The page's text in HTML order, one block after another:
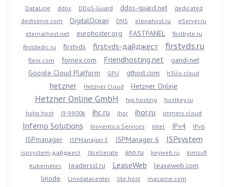
DataLine ddos DDoS-Guard ddos-guard.net
dedicated
dediserve.com
DigitalOcean DNS elenahost.ru
eServer.ru
eternalhost.net
eurohoster.org FASTPANEL
firstbyte.ru
firstdedic.ru
firstvds firstvds-дайджест firstvds.ru
fleio.com fornex.com Friendhosting.net
gandi.net
Google Cloud Platform
GPU gthost.com h3llo.cloud
hetzner Hetzner Cloud Hetzner Online
Hetzner Online GmbH hip.hosting
hostkey.ru
hshp.host
i9-9900k ihc.ru ihor ihor.ru immers.cloud
Inferno Solutions Inoventica Services intel IPv4 IPv6
ISPmanager ISPManager 5 ISPManager 6 ISPsystem
ispsystem-дайджест IXcellerate jino.ru keyweb.ru
kimsufi
Kubernetes
leaderssl.ru LeaseWeb
leaseweb.com
linode
Linxdatacenter lite.host macarne.com